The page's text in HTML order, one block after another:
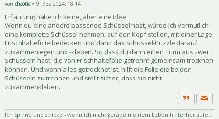
von chaotic» 9. Dez 2024, 18:14
Erfahrung habe ich keine, aber eine Idee.
Wenn du eine andere passende Schüssel hast, würde ich vermutlich
eine komplette Schüssel nehmen, auf den Kopf stellen, mit einer Lage
Frischhaltefolie bedecken und dann das Schüssel-Puzzle darauf
zusammenlegen und -kleben. So dass du dann einen Turm aus zwei
Schüsseln hast, die von Frischhaltefolie getrennt gemeinsam trocknen
können. Und wenn alles getrocknet ist, hilft die Folie die beiden
Schüsseln zu trennen und stellt sicher, dass sie nicht
zusammenkleben.
Zitat
Ich spinne und stricke - wenn ich nicht gerade meinem Leben hinterherlaufe...